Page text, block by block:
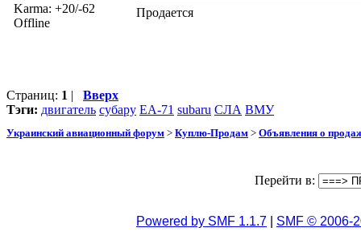
Karma: +20/-62
Offline
Продается
Страниц: 1 | Вверх
Тэги: двигатель субару ЕА-71 subaru СЛА ВМУ
Украинский авиационный форум > Куплю-Продам > Объявления о
Перейти в:
Powered by SMF 1.1.7 SMF © 2006-